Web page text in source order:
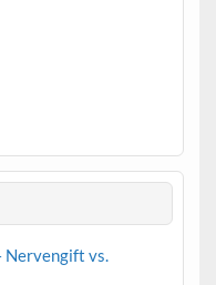
Nervengift vs.